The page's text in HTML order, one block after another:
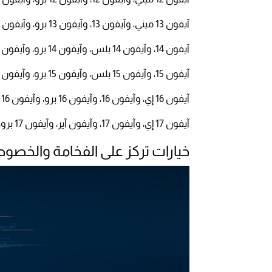
آيفون 13 ميني، وآيفون 13، وآيفون 13 برو، وآيفون 13 برو ماكس.
آيفون 14، وآيفون 14 بلس، وآيفون 14 برو، وآيفون 14 برو ماكس.
آيفون 15، وآيفون 15 بلس، وآيفون 15 برو، وآيفون 15 برو ماكس.
آيفون 16 إي، وآيفون 16، وآيفون 16 برو، وآيفون 16 برو ماكس.
آيفون 17 إي، وآيفون 17، وآيفون آير، وآيفون 17 برو، وآيفون 17 برو ماكس.
خيارات تركز على الفخامة